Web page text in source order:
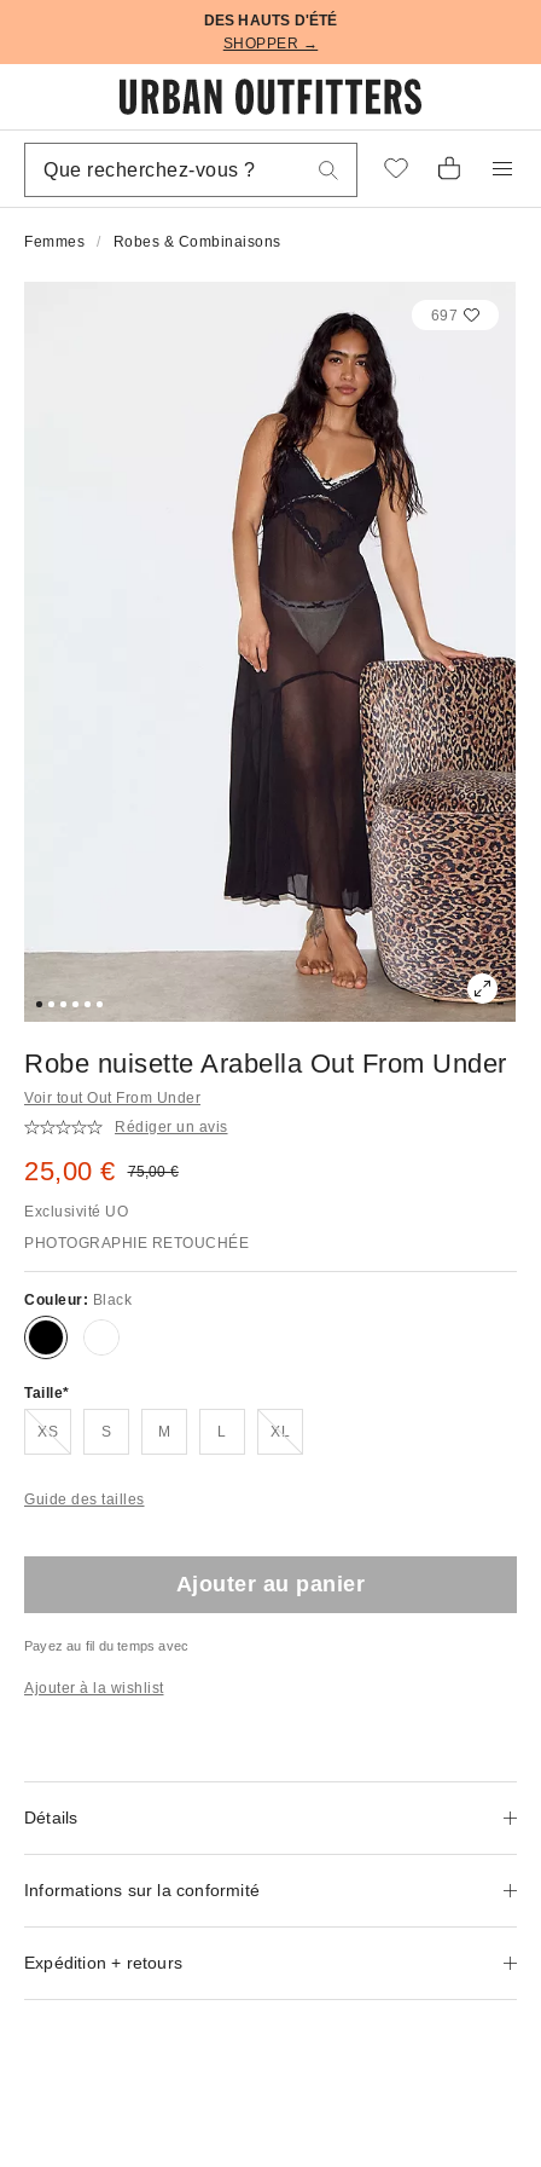
DES HAUTS D'ÉTÉ
SHOPPER →
Femmes Robes & Combinaisons
697
Robe nuisette Arabella Out From Under
Voir tout Out From Under
Rédiger un avis
Prix remisé :
25,00 € Prix d'origine :
75,00 €
Exclusivité UO
PHOTOGRAPHIE RETOUCHÉE
Couleur: Black
Taille
XS
En rupture de stock ! S M L XL
En rupture de stock !
Guide des tailles
Ajouter au panier
Payez au fil du temps avec
Ajouter à la wishlist
Détails
Informations sur la conformité
Expédition + retours